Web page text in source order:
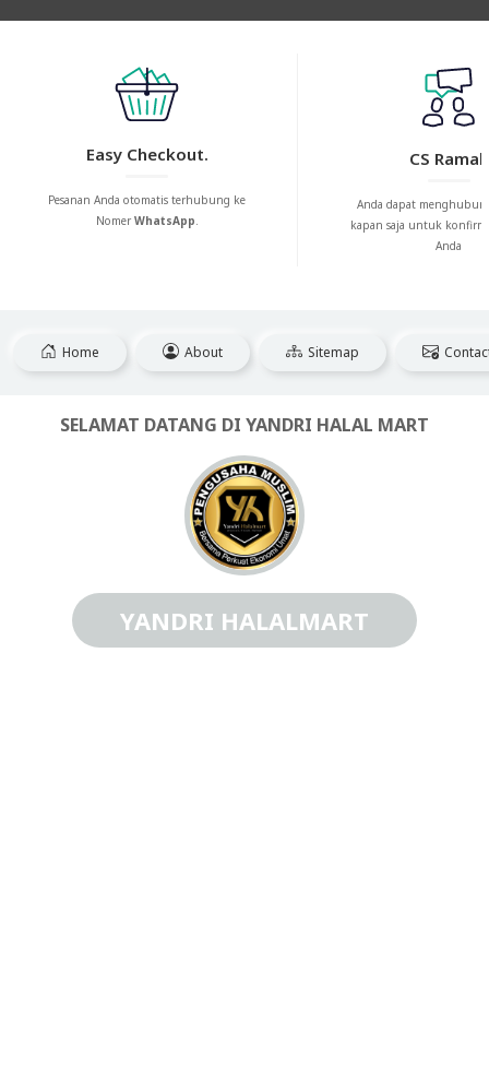
Easy Checkout.
Pesanan Anda otomatis terhubung ke
Nomer WhatsApp.
CS Ramah
Anda dapat
kapan saja untuk
Anda
Home About Sitemap
SELAMAT DATANG DI YANDRI HALAL MART
YANDRI HALALMART